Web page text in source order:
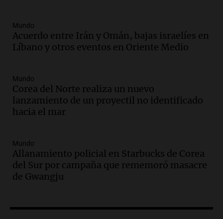
Audio.
Historiador de la UBA celebró la
marcha atrás en la Ley de Tierras:
“Frenamos un saqueo de recursos”
Episodios
Audio.Ahyre estuvo en el Estudio
Federal Sancor Seguros y adelantó su
nuevo tema a Cadena 3 Rosario.
Audio.
Cierre del Paso Internacional
Cristo Redentor por acumulación de
nieve se extiende a 22 días
Panorama Federal
Audio.Estudiantes de Italia realizan
Mundo
Acuerdo entre Irán y Omán, bajas israelíes en
Líbano y otros eventos en Oriente Medio
Mundo
Corea del Norte realiza un nuevo
lanzamiento de un proyectil no identificado
hacia el mar
Mundo
Allanamiento policial en Starbucks de Corea
del Sur por campaña que rememoró masacre
de Gwangju